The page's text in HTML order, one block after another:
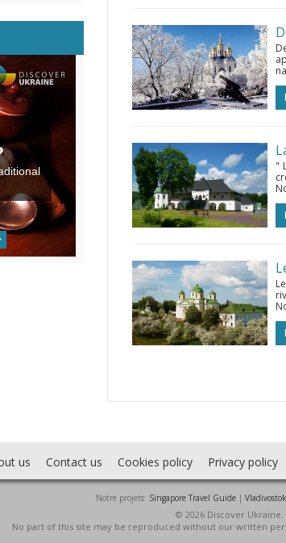
"
us Contact us Cookies policy Privacy policy
Notre projets: Singapore Travel Guide| Vladivostok
© 2026 Discover
No part of this site may be reproduced without our written